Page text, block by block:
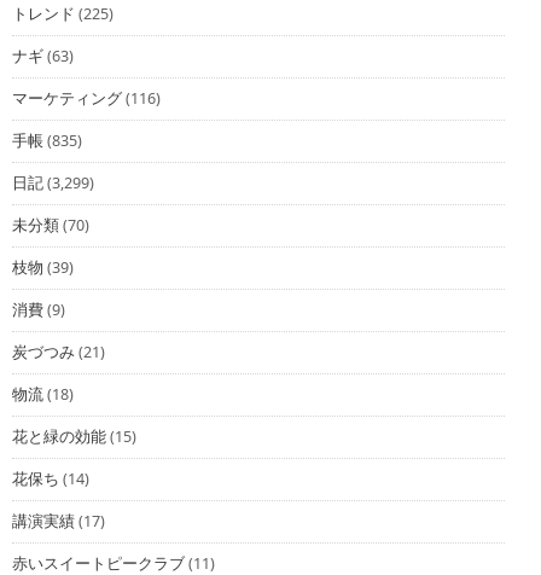
トレンド (225)
ナギ(63)
マーケティング(116)
手帳(835)
日記(3,299)
未分類(70)
枝物 (39)
消費(9)
炭づつみ(21)
物流(18)
花と緑の効能(15)
花保ち (14)
講演実績(17)
赤いスイートピークラブ(11)